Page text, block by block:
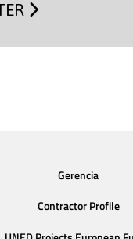
Gerencia
Contractor Profile